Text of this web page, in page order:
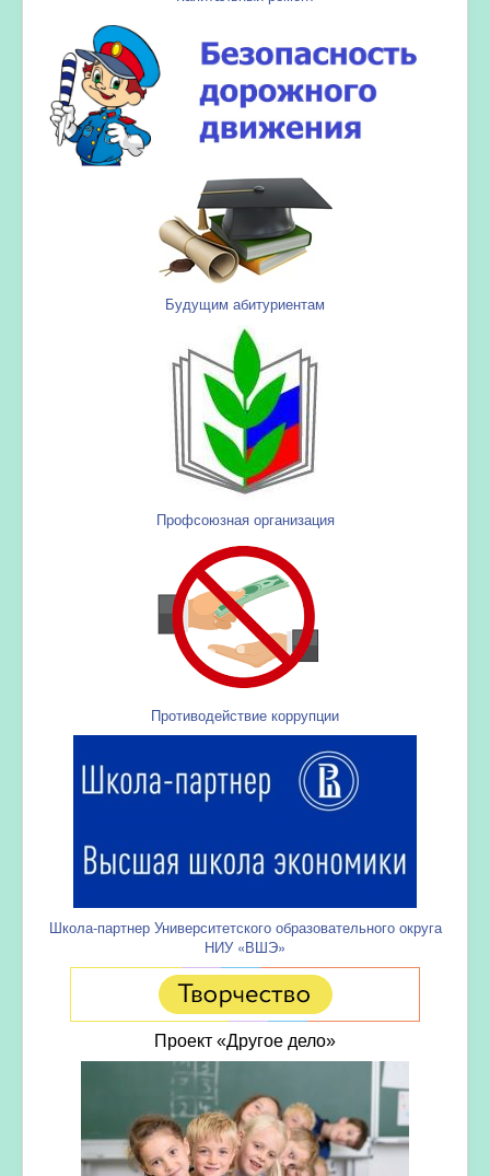
Будущим абитуриентам
Профсоюзная организация
Противодействие коррупции
Школа-партнер Университетского образовательного округа
НИУ «ВШЭ»
Проект «Другое дело»